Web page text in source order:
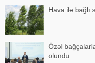
Hava ilə bağlı
Özəl
olundu